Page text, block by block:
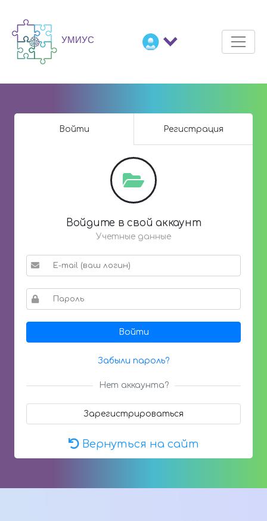
Войти Регистрация
Войдите в свой аккаунт
Учетные данные
Войти
Забыли пароль?
Нет аккаунта?
Зарегистрироваться
Вернуться на сайт